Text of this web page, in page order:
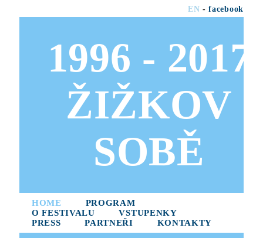
EN -facebook
1996 - 2017
ŽIŽKOV
SOBĚ
HOME
PROGRAM
O FESTIVALU
VSTUPENKY
PRESS
PARTNEŘI KONTAKTY